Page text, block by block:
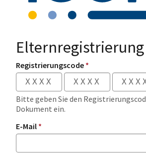
Elternregistrierung
Registrierungscode *
Bitte geben Sie den
Dokument ein.
E-Mail *